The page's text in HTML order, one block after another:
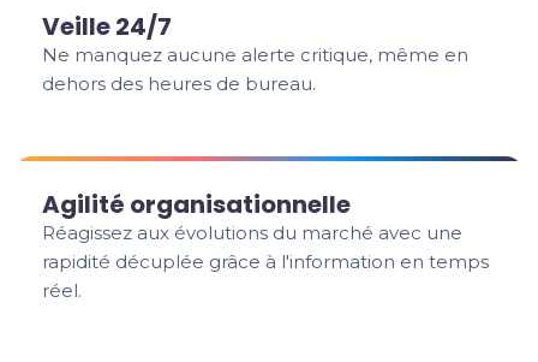
Veille 24/7
Ne manquez aucune alerte critique, même en
dehors des heures de bureau.
Agilité organisationnelle
Réagissez aux évolutions du marché avec une
rapidité décuplée grâce à l'information en temps
réel.